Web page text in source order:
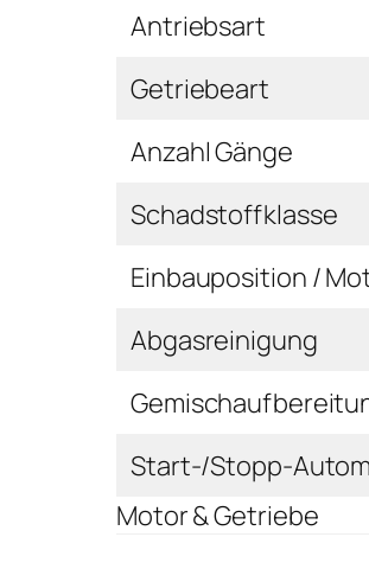
Antriebsart
Getriebeart
Anzahl Gänge
Schadstoffklasse
Einbauposition /
Abgasreinigung
Start-/Stopp-
Motor & Getriebe